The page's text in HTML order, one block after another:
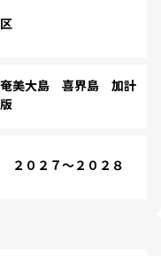
美大島 喜界島 加計
０２７～２０２８